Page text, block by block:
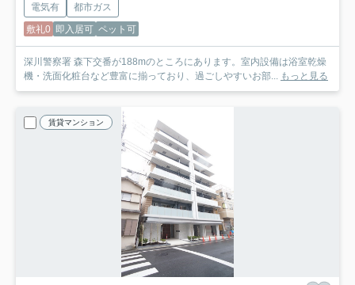
電気有
都市ガス
敷礼0 即入居可 ペット可
深川警察署 森下交番が188mのところにあります。室内設備は浴室乾燥
機・洗面化粧台など豊富に揃っており、過ごしやすいお部...
もっと見る
賃貸マンション